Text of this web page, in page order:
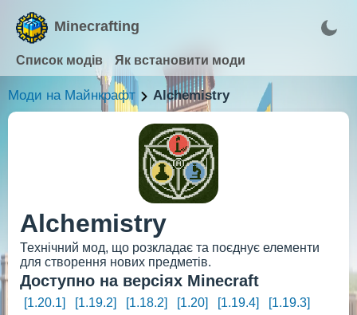
Minecrafting
Список модів Як встановити моди
Моди на Майнкрафт Alchemistry
Alchemistry
Технічний мод, що розкладає та поєднує елементи
для створення нових предметів.
Доступно на версіях Minecraft
[1.20.1] [1.19.2] [1.18.2] [1.20] [1.19.4]
[1.19.3]